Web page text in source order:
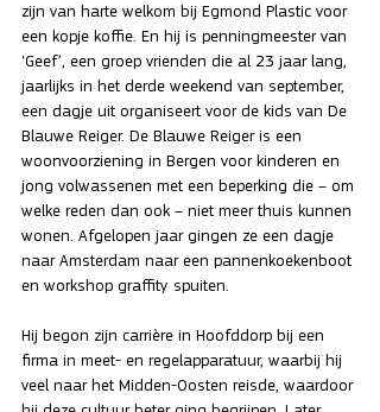
zijn van harte welkom bij Egmond Plastic voor
een kopje koffie. En hij is penningmeester van
‘Geef’, een groep vrienden die al 23 jaar lang,
jaarlijks in het derde weekend van september,
een dagje uit organiseert voor de kids van De
Blauwe Reiger. De Blauwe Reiger is een
woonvoorziening in Bergen voor kinderen en
jong volwassenen met een beperking die – om
welke reden dan ook – niet meer thuis kunnen
wonen. Afgelopen jaar gingen ze een dagje
naar Amsterdam naar een pannenkoekenboot
en workshop graffity spuiten.
Hij begon zijn carrière in Hoofddorp bij een
firma in meet- en regelapparatuur, waarbij hij
veel naar het Midden-Oosten reisde, waardoor